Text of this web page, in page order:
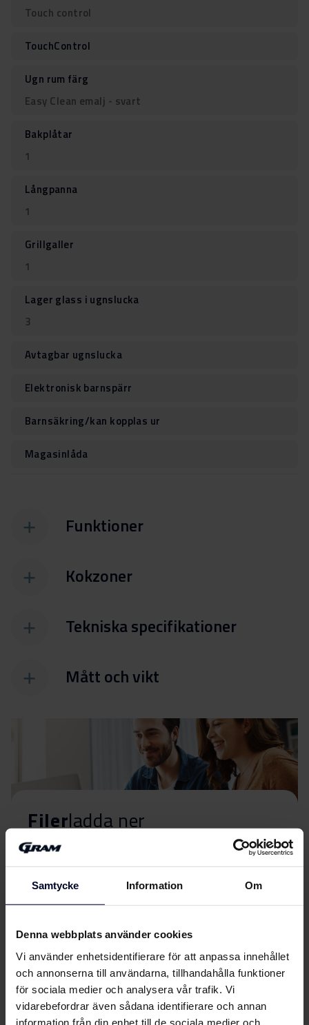
Samtycke Information Om
Denna webbplats använder cookies
Vi använder enhetsidentifierare för att anpassa innehållet
och annonserna till användarna, tillhandahålla funktioner
för sociala medier och analysera vår trafik. Vi
vidarebefordrar även sådana identifierare och annan
information från din enhet till de sociala medier och
Touch control
TouchControl
Ugn rum färg
Easy Clean emalj - svart
Bakplåtar
1
Långpanna
1
Grillgaller
1
Lager glass i ugnslucka
3
Avtagbar ugnslucka
Elektronisk barnspärr
Barnsäkring/kan kopplas ur
Magasinlåda
Funktioner
Kokzoner
Tekniska specifikationer
Mått och vikt
Filerladda ner
Energimärkning
Energimärkning
Produktdatablad
EU-produktbeskrivning
(DK,EN,FI,SV,NO)
Ladda ner
Användarhandbok